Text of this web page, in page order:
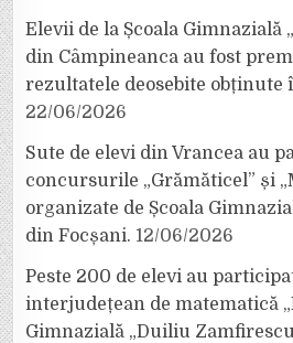
Elevii de la Școala Gimnazială
din Câmpineanca au fost
rezultatele deosebite obținute
22/06/2026
Sute de elevi din Vrancea au
concursurile „Grămăticel” și
organizate de Școala
din Focșani. 12/06/2026
Peste 200 de elevi au
interjudețean de matematică
Gimnazială „Duiliu